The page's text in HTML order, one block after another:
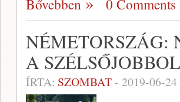
Bővebben 0 Comments
NÉMETORSZÁG:
A
ÍRTA: SZOMBAT- 2019-06-24